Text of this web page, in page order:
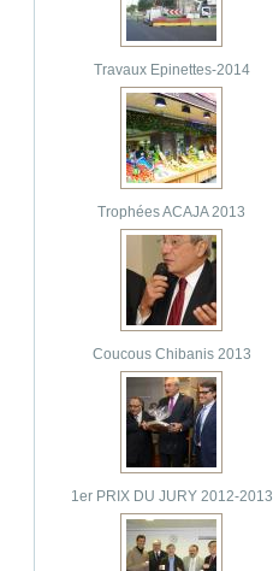
Travaux Epinettes-2014
Trophées ACAJA 2013
Coucous Chibanis 2013
1er PRIX DU JURY 2012-2013